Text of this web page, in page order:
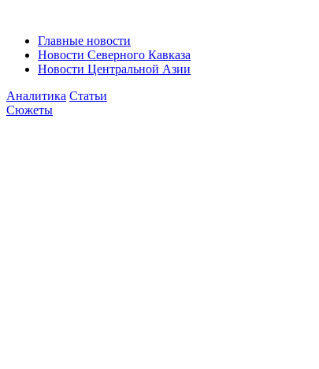
Главные новости
Новости Северного Кавказа
Новости Центральной Азии
Аналитика Статьи
Сюжеты